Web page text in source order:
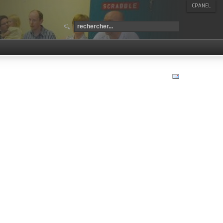
CPANEL